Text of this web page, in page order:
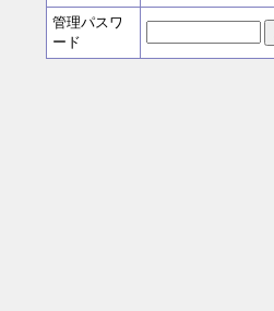
管理パスワ
ード